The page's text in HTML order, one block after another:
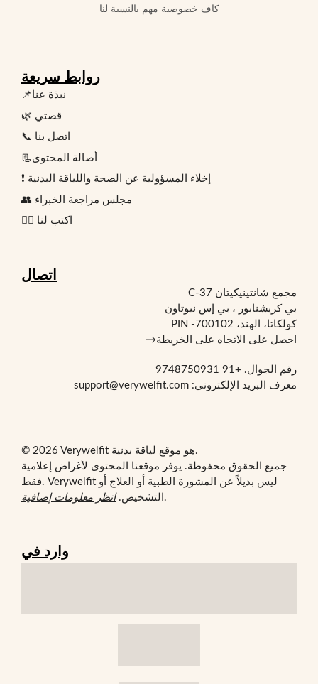
كاف خصوصية مهم بالنسبة لنا
روابط سريعة
📌نبذة عنا
🌿 قصتي
📞 اتصل بنا
📃أصالة المحتوى
❗ إخلاء المسؤولية عن الصحة واللياقة البدنية
👥 مجلس مراجعة الخبراء
✍🏻 اكتب لنا
اتصال
مجمع شانتينيكيتان C-37
بي كريشنابور ، بي إس نيوتاون
كولكاتا، الهند، PIN -700102
احصل على الاتجاه على الخريطة→
رقم الجوال. +91 9748750931
معرف البريد الإلكتروني: support@verywelfit.com
© 2026 Verywelfit هو موقع لياقة بدنية.
جميع الحقوق محفوظة. يوفر موقعنا المحتوى لأغراض إعلامية
فقط. Verywelfit ليس بديلاً عن المشورة الطبية أو العلاج أو
التشخيص.انظر معلومات إضافية .
وارد في